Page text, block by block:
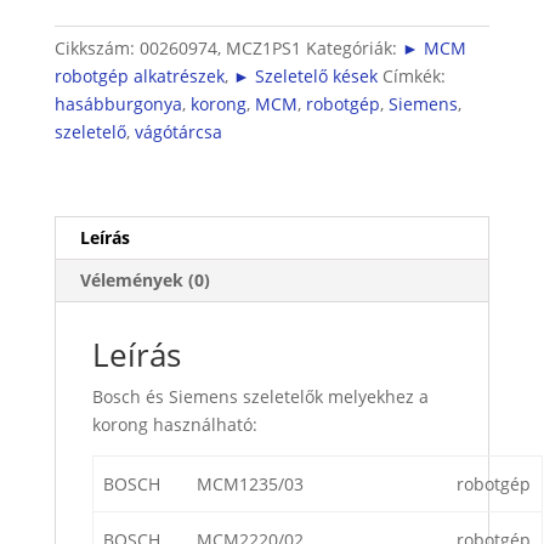
mennyiség
Cikkszám: 00260974, MCZ1PS1 Kategóriák: ► MCM
robotgép alkatrészek, ► Szeletelő kések Címkék:
hasábburgonya, korong, MCM, robotgép, Siemens,
szeletelő, vágótárcsa
Leírás
Vélemények (0)
Leírás
Bosch és Siemens szeletelők melyekhez a
korong használható:
BOSCH MCM1235/03 robotgép